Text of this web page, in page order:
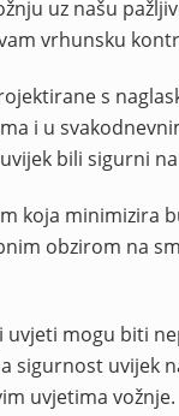
uz našu
vrhunsku
s
i u
bili sigurni
koja minimizira
obzirom na
uvjeti mogu biti
uvijek
uvjetima vožnje.